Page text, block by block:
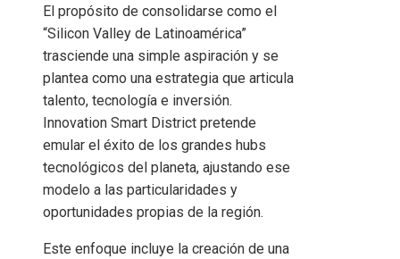
El propósito de consolidarse como el
“Silicon Valley de Latinoamérica”
trasciende una simple aspiración y se
plantea como una estrategia que articula
talento, tecnología e inversión.
Innovation Smart District pretende
emular el éxito de los grandes hubs
tecnológicos del planeta, ajustando ese
modelo a las particularidades y
oportunidades propias de la región.
Este enfoque incluye la creación de una